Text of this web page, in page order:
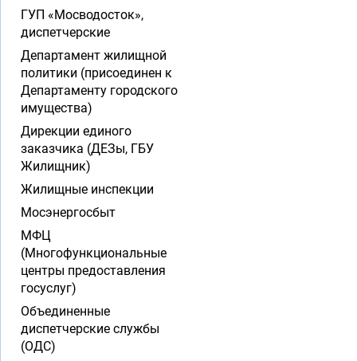
ГУП «Мосводосток»,
диспетчерские
Департамент жилищной
политики (присоединен к
Департаменту городского
имущества)
Дирекции единого
заказчика (ДЕЗы, ГБУ
Жилищник)
Жилищные инспекции
Мосэнергосбыт
МФЦ
(Многофункциональные
центры предоставления
госуслуг)
Объединенные
диспетчерские службы
(ОДС)